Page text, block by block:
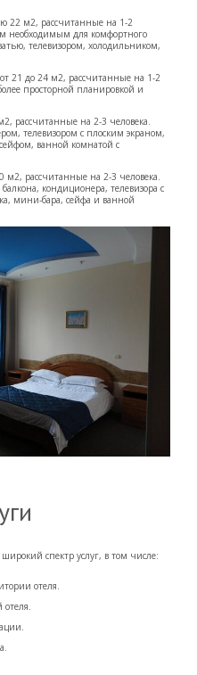
22 м2, рассчитанные на 1-2
необходимым для комфортного
телевизором, холодильником,
21 до 24 м2, рассчитанные на 1-2
просторной планировкой и
рассчитанные на 2-3 человека.
телевизором с плоским экраном,
ванной комнатой с
рассчитанные на 2-3 человека.
кондиционера, телевизора с
мини-бара, сейфа и ванной
спектр услуг, в том числе:
отеля.